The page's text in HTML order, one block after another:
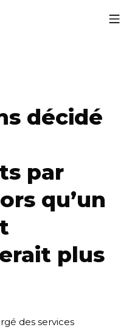
décidé
par
qu’un
plus
des services